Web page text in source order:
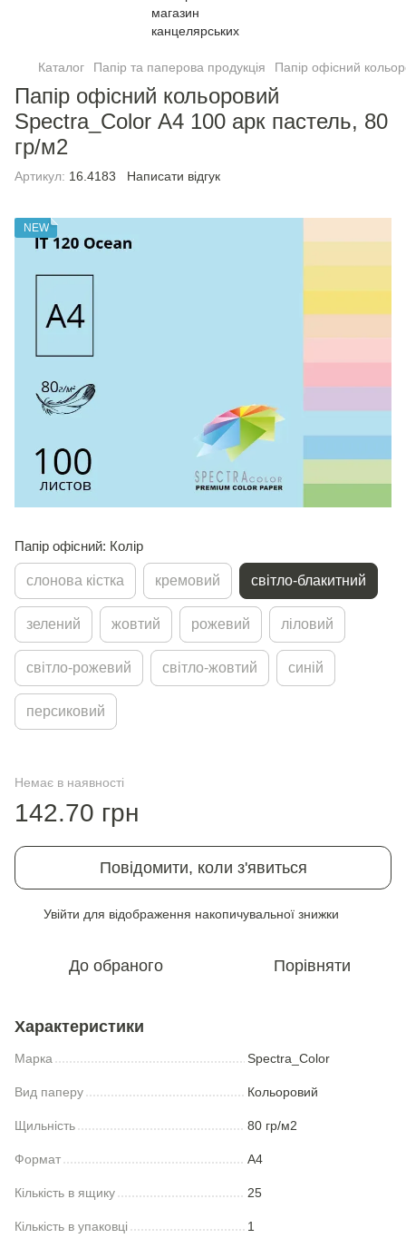
Каталог Папір та паперова продукція Папір офісний
Папір офісний кольоровий
Spectra_Color А4 100 арк пастель, 80
гр/м2
Артикул: 16.4183 Написати відгук
NEW
Папір офісний: Колір
слонова кістка кремовий світло-блакитний
зелений жовтий рожевий лiловий
світло-рожевий світло-жовтий синій
персиковий
Немає в наявності
142.70 грн
Повідомити, коли з'явиться
Увійти для відображення накопичувальної знижки
До обраного Порівняти
Характеристики
Марка Spectra_Color
Вид паперу Кольоровий
Щильність 80 гр/м2
Формат А4
Кількість в ящику 25
Кількість в упаковці 1